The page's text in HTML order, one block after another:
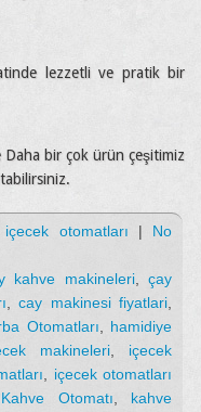
lezzetli ve pratik bir
Daha bir çok ürün çeşitimiz
içecek otomatları | No
kahve makineleri,çay
,cay makinesi fiyatlari
Otomatları
hamidiye
makineleri, içecek
içecek otomatları
Kahve Otomatı
kahve